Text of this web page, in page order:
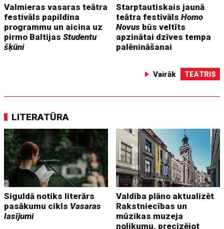
Valmieras vasaras teātra
festivāls papildina
programmu un aicina uz
pirmo BaltijasStudentu
šķūni
Starptautiskais jaunā
teātra festivālsHomo
Novus būs veltīts
apzinātai dzīves tempa
palēnināšanai
Vairāk TEĀTRIS
LITERATŪRA
Siguldā notiks literārs
pasākumu cikls Vasaras
lasījumi
Valdība plāno aktualizēt
Rakstniecības un
mūzikas muzeja
nolikumu, precizējot